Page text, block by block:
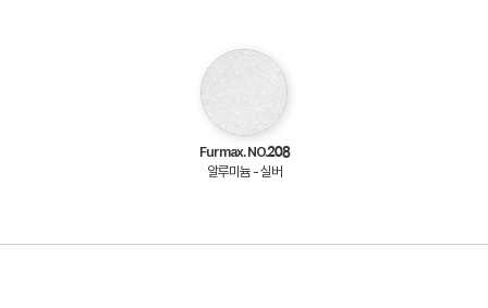
Furmax. NO.208
알루미늄 - 실버